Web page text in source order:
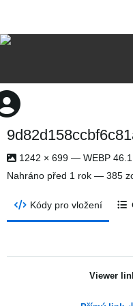
1242 × 699 — WEBP
Nahráno před 1 rok — 385
Kódy pro vložení
Viewer